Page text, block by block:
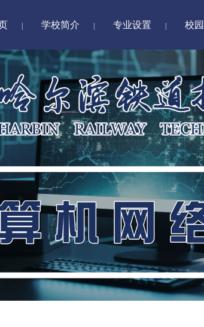
学校简介 专业设置 校